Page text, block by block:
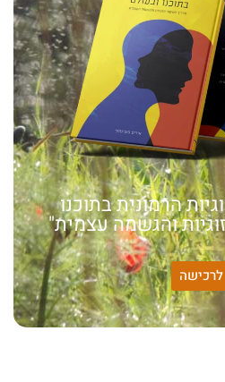
הרמונית בתוכנו
והגשמה עצמית"
לרכישה